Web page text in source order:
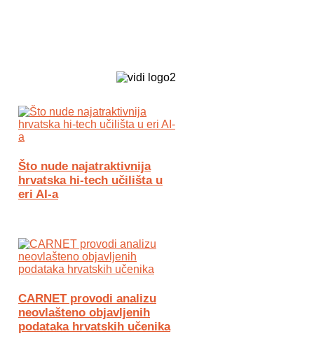
Što nude najatraktivnija
hrvatska hi-tech učilišta u
eri AI-a
CARNET provodi analizu
neovlašteno objavljenih
podataka hrvatskih učenika